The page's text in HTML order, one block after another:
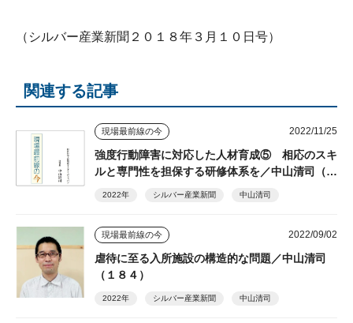
（シルバー産業新聞２０１８年３月１０日号）
関連する記事
現場最前線の今 2022/11/25
強度行動障害に対応した人材育成⑤ 相応のスキ
ルと専門性を担保する研修体系を／中山清司（１
2022年 シルバー産業新聞 中山清司
現場最前線の今 2022/09/02
虐待に至る入所施設の構造的な問題／中山清司
（１８４）
2022年 シルバー産業新聞 中山清司